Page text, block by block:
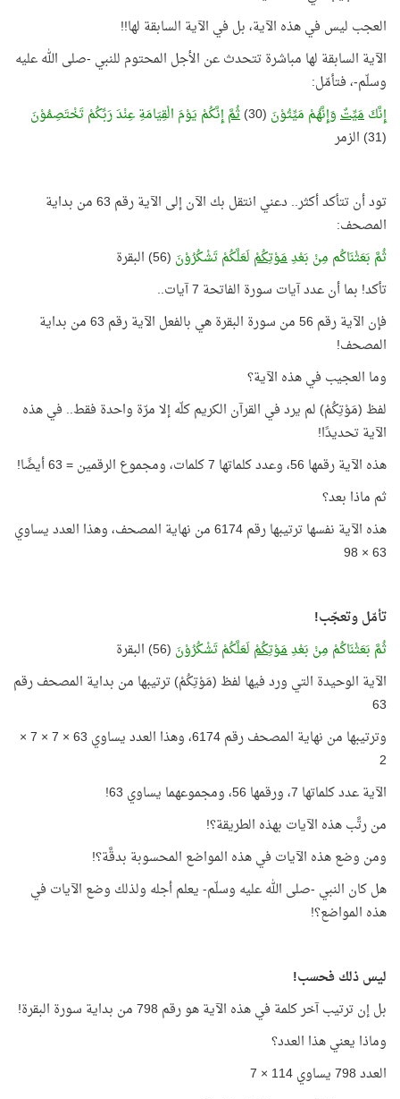
العجب ليس في هذه الآية، بل في الآية السابقة لها!!
الآية السابقة لها مباشرة تتحدث عن الأجل المحتوم للنبي -صلى الله عليه
وسلّم-، فتأمّل:
إِنَّكَمَيِّتٌوَإِنَّهُمْ مَيِّتُوْنَ (30) ثُمَّإِنَّكُمْ يَوْمَ الْقِيَامَةِ عِنْدَ رَبِّكُمْ تَخْتَصِمُوْنَ
(31) الزمر
تود أن تتأكد أكثر.. دعني انتقل بك الآن إلى الآية رقم 63 من بداية
المصحف:
ثُمَّ بَعَثْنَاكُم مِنْ بَعْدِمَوْتِكُمْلَعَلَّكُمْ تَشْكُرُوْنَ (56) البقرة
تأكد! بما أن عدد آيات سورة الفاتحة 7 آيات..
فإن الآية رقم 56 من سورة البقرة هي بالفعل الآية رقم 63 من بداية
المصحف!
وما العجيب في هذه الآية؟
لفظ (مَوْتِكُمْ) لم يرد في القرآن الكريم كلّه إلا مرّة واحدة فقط.. في هذه
الآية تحديدًا!
هذه الآية رقمها 56، وعدد كلماتها 7 كلمات، ومجموع الرقمين = 63 أيضًا!
ثم ماذا بعد؟
هذه الآية نفسها ترتيبها رقم 6174 من نهاية المصحف، وهذا العدد يساوي
63 × 98
تأمّل وتعجّب!
ثُمَّ بَعَثْنَاكُمْ مِنْ بَعْدِمَوْتِكُمْلَعَلَّكُمْ تَشْكُرُوْنَ (56) البقرة
الآية الوحيدة التي ورد فيها لفظ (مَوْتِكُمْ) ترتيبها من بداية المصحف رقم
63
وترتيبها من نهاية المصحف رقم 6174، وهذا العدد يساوي 63 × 7 × 7 ×
2
الآية عدد كلماتها 7، ورقمها 56، ومجموعهما يساوي 63!
من رتَّب هذه الآيات بهذه الطريقة؟!
ومن وضع هذه الآيات في هذه المواضع المحسوبة بدقَّة؟!
هل كان النبي -صلى الله عليه وسلّم- يعلم أجله ولذلك وضع الآيات في
هذه المواضع؟!
ليس ذلك فحسب!
بل إن ترتيب آخر كلمة في هذه الآية هو رقم 798 من بداية سورة البقرة!
وماذا يعني هذا العدد؟
العدد 798 يساوي 114 × 7